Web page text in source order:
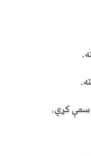
سمې کړي.